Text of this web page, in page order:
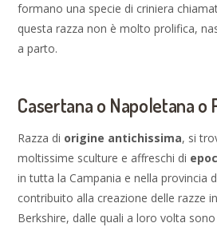
formano una specie di criniera
questa razza non è molto prolifica,
a parto.
Casertana o Napoletana o
Razza di origine antichissima, si
moltissime sculture e affreschi di
in tutta la Campania e nella provincia
contribuito alla creazione delle razze
Berkshire, dalle quali a loro volta